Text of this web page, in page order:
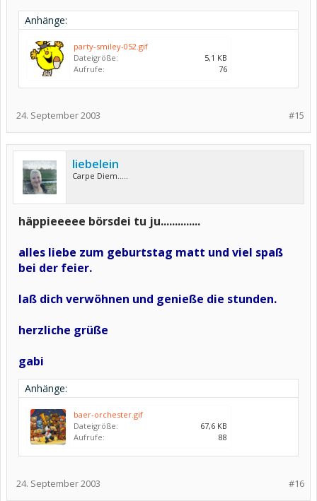
Anhänge:
party-smiley-052.gif
Dateigröße:
5,1 KB
Aufrufe:
76
#15
24. September 2003
liebelein
Carpe Diem.....
häppieeeee börsdei tu ju..............
alles liebe zum geburtstag matt und viel spaß
bei der feier.
laß dich verwöhnen und genieße die stunden.
herzliche grüße
gabi
Anhänge:
baer-orchester.gif
Dateigröße:
67,6 KB
Aufrufe:
88
#16
24. September 2003